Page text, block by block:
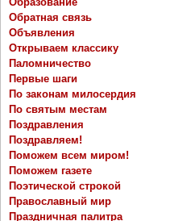
Обратная связь
Объявления
Открываем классику
Паломничество
Первые шаги
По законам милосердия
По святым местам
Поздравления
Поздравляем!
Поможем всем миром!
Поможем газете
Поэтической строкой
Православный мир
Праздничная палитра